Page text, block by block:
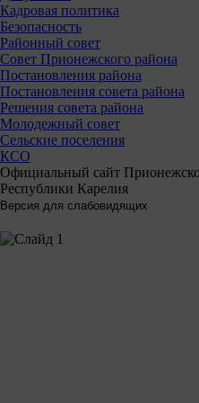
Кадровая политика
Безопасность
Районный совет
Совет Прионежского района
Постановления района
Постановления совета района
Решения совета района
Молодежный совет
Сельские поселения
КСО
Официальный сайт
Республики Карелия